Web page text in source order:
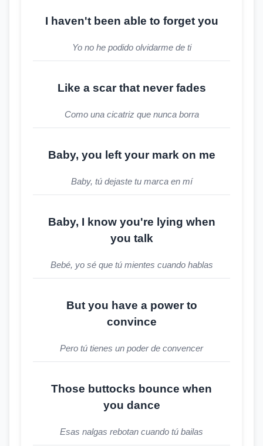
I haven't been able to forget you
Yo no he podido olvidarme de ti
Like a scar that never fades
Como una cicatriz que nunca borra
Baby, you left your mark on me
Baby, tú dejaste tu marca en mí
Baby, I know you're lying when
you talk
Bebé, yo sé que tú mientes cuando hablas
But you have a power to
convince
Pero tú tienes un poder de convencer
Those buttocks bounce when
you dance
Esas nalgas rebotan cuando tú bailas